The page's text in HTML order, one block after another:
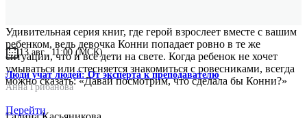
Удивительная серия книг, где герой взрослеет вместе с вашим
ребенком, ведь девочка Конни попадает ровно в те же
ситуации, что и все дети на свете. Когда ребенок не хочет
умываться или стесняется знакомиться с ровесниками, всегда
можно сказать: «Давай посмотрим, что сделала бы Конни?»
13 авг., 11:00 (МСК)
Люди учат людей: От эксперта к преподавателю
Анна Грибанова
Перейти